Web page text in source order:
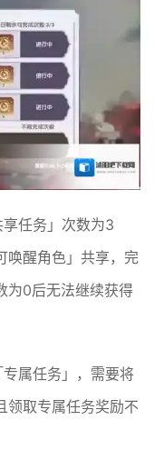
任务」次数为3
唤醒角色」共享，完
为0后无法继续获得
属任务」，需要将
领取专属任务奖励不